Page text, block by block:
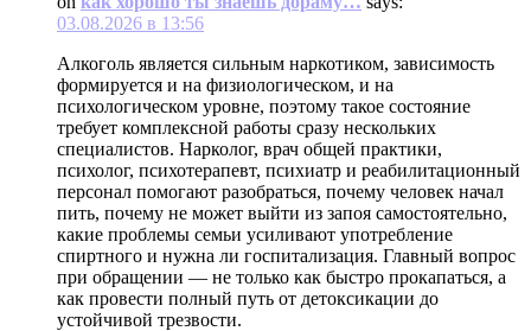
03.08.2026 в 13:56
Алкоголь является сильным наркотиком, зависимость
формируется и на физиологическом, и на
психологическом уровне, поэтому такое состояние
требует комплексной работы сразу нескольких
специалистов. Нарколог, врач общей практики,
психолог, психотерапевт, психиатр и реабилитационный
персонал помогают разобраться, почему человек начал
пить, почему не может выйти из запоя самостоятельно,
какие проблемы семьи усиливают употребление
спиртного и нужна ли госпитализация. Главный вопрос
при обращении — не только как быстро прокапаться, а
как провести полный путь от детоксикации до
устойчивой трезвости.